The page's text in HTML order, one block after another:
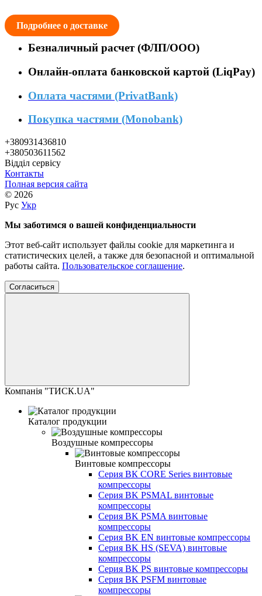
Подробнее о доставке
Безналичный расчет (ФЛП/ООО)
Онлайн-оплата банковской картой (LiqPay)
Оплата частями (PrivatBank)
Покупка частями (Monobank)
+380931436810
+380503611562
Відділ сервісу
Контакты
Полная версия сайта
© 2026
Рус Укр
Мы заботимся о вашей конфиденциальности
Этот веб-сайт использует файлы cookie для маркетинга и
статистических целей, а также для безопасной и оптимальной
работы сайта. Пользовательское соглашение.
Согласиться
Компанія "ТИСК.UA"
Каталог продукции
Воздушные компрессоры
Винтовые компрессоры
Cерия ВК CORE Series винтовые
компрессоры
Cерия BK PSMAL винтовые
компрессоры
Cерия BK PSMA винтовые
компрессоры
Серия BK EN винтовые компрессоры
Серия BK HS (SEVA) винтовые
компрессоры
Серия BK PS винтовые компрессоры
Серия BK PSFM винтовые
компрессоры